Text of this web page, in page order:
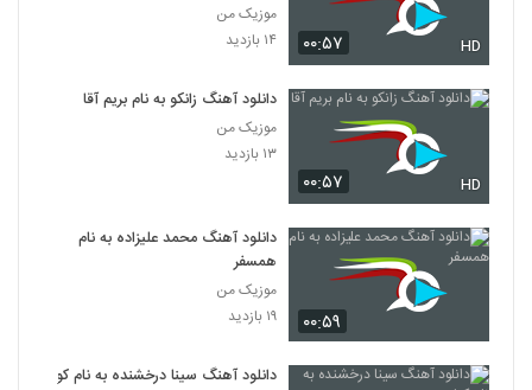
۰۰:۵۷ HD
موزیک من
۱۴ بازدید
۰۰:۵۷ HD
دانلود آهنگ زانکو به نام بریم آقا
موزیک من
۱۳ بازدید
۰۰:۵۹
دانلود آهنگ محمد علیزاده به نام
همسفر
موزیک من
۱۹ بازدید
دانلود آهنگ سینا درخشنده به نام کوله